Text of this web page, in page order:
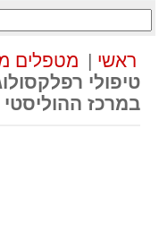
ראשי | מטפלים
טיפולי
במרכז ההוליסטי